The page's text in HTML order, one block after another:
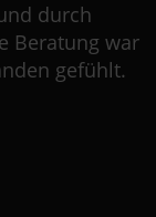
durch
Beratung war
gefühlt.